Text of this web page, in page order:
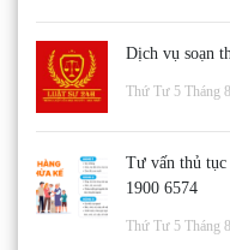
Dịch vụ soạn
Thứ Tư 5 Tháng
Tư vấn thủ
1900 6574
Thứ Tư 5 Tháng